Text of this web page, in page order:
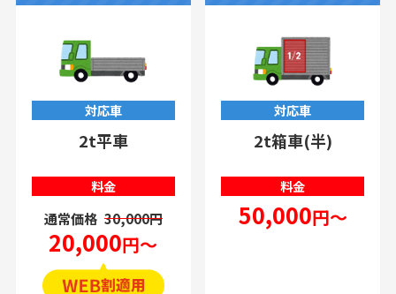
対応車
2t平車
料金
通常価格 30,000円
20,000円～
対応車
2t箱車(半)
料金
50,000円～